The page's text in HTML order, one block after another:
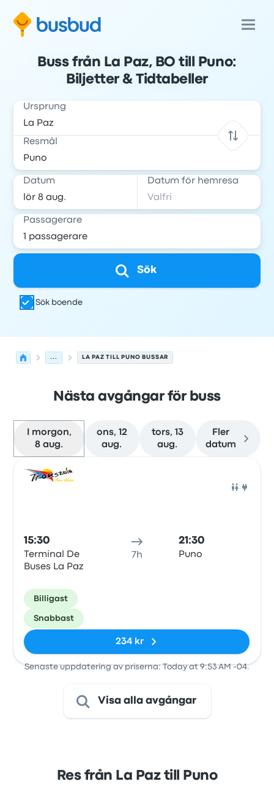
Buss från La Paz, BO till Puno:
Biljetter & Tidtabeller
Ursprung
Resmål
Datum Datum för hemresa
Passagerare
Sök
Sök boende
... LA PAZ TILL PUNO BUSSAR
Nästa avgångar för buss
I morgon,
8 aug.
ons, 12
aug.
tors, 13
aug.
Fler
datum
15:30
Terminal De
Buses La Paz
7h
21:30
Puno
Billigast
Snabbast
234 kr
Senaste uppdatering av priserna: Today at 9:53 AM -04.
Visa alla avgångar
Res från La Paz till Puno